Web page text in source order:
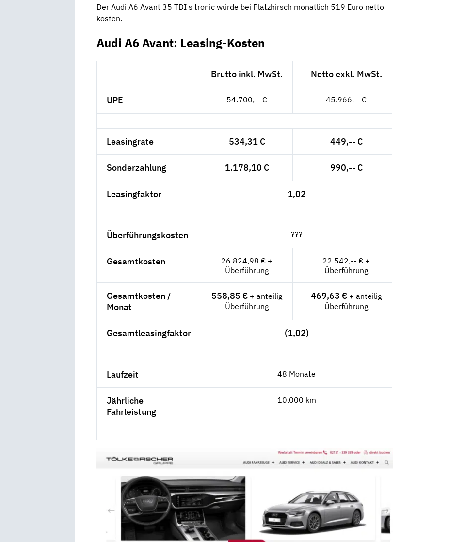
Der Audi A6 Avant 35 TDI s tronic würde bei Platzhirsch monatlich 519 Euro netto
kosten.
Audi A6 Avant: Leasing-Kosten
Brutto inkl. MwSt. Netto exkl. MwSt.
UPE 54.700,-- € 45.966,-- €
Leasingrate 534,31 € 449,-- €
Sonderzahlung 1.178,10 € 990,-- €
Leasingfaktor 1,02
Überführungskosten ???
Gesamtkosten
26.824,98 € +
Überführung
22.542,-- € +
Überführung
Gesamtkosten /
Monat
558,85 € + anteilig
Überführung
469,63 € + anteilig
Überführung
Gesamtleasingfaktor (1,02)
Laufzeit 48 Monate
Jährliche
Fahrleistung
10.000 km